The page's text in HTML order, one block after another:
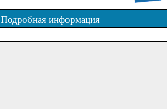
Подробная информация